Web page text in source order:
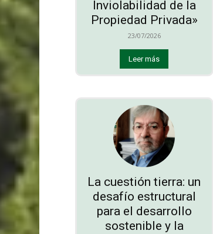
Inviolabilidad de la
Propiedad Privada»
23/07/2026
Leer más
La cuestión tierra: un
desafío estructural
para el desarrollo
sostenible y la